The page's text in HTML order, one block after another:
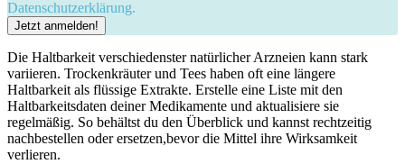
Datenschutzerklärung.
Die Haltbarkeit verschiedenster natürlicher Arzneien kann stark
variieren. Trockenkräuter und‍ Tees haben oft eine längere
Haltbarkeit als flüssige‌ Extrakte. Erstelle eine Liste mit den
Haltbarkeitsdaten deiner Medikamente und aktualisiere sie
regelmäßig. So behältst du den Überblick ⁤und kannst ⁢rechtzeitig
nachbestellen oder ersetzen,bevor die Mittel ihre Wirksamkeit‌
verlieren.